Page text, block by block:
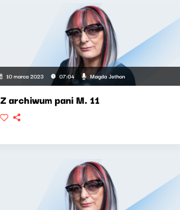
10 marca 2023 07:04 Magda Jethon
Z archiwum pani M. 11